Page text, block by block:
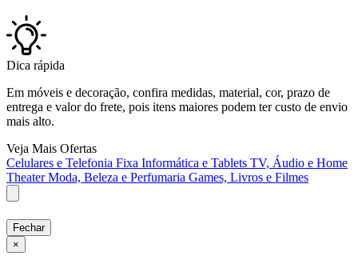
Dica rápida
Em móveis e decoração, confira medidas, material, cor, prazo de
entrega e valor do frete, pois itens maiores podem ter custo de envio
mais alto.
Veja Mais Ofertas
Celulares e Telefonia Fixa Informática e Tablets TV, Áudio e Home
TheaterModa, Beleza e Perfumaria Games, Livros e Filmes
Fechar
×